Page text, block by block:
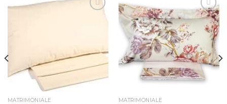
MATRIMONIALE
Aggiungi
alla lista
dei
desideri
MATRIMONIALE